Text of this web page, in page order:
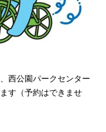
西公園パークセンター
す（予約はできませ